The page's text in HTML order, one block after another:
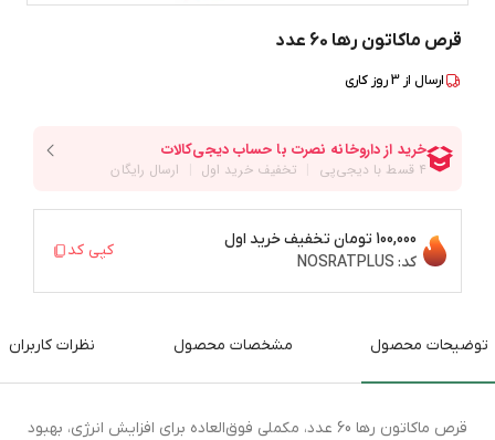
قرص ماکاتون رها 60 عدد
ارسال از 3روز کاری
100,000 تومان
تخفیف خرید اول
کد: NOSRATPLUS
کپی کد
توضیحات محصول مشخصات محصول نظرات کاربران
قرص ماکاتون رها 60 عدد، مکملی فوق‌العاده برای افزایش انرژی، بهبود